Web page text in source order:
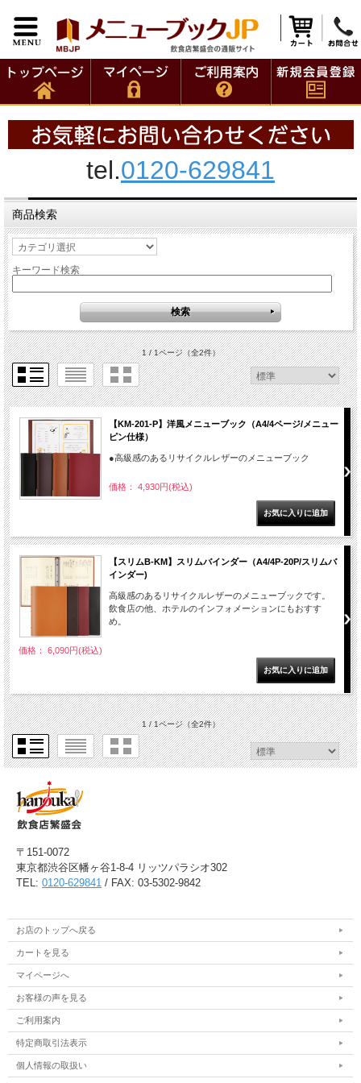
tel.0120-629841
商品検索
キーワード検索
1 / 1ページ（全2件）
【KM-201-P】洋風メニューブック（A4/4ページ/メニュー
ピン仕様）
●高級感のあるリサイクルレザーのメニューブック
価格： 4,930円(税込)
【スリムB-KM】スリムバインダー（A4/4P-20P/スリムバ
インダー)
高級感のあるリサイクルレザーのメニューブックです。
飲食店の他、ホテルのインフォメーションにもおすす
め。
価格： 6,090円(税込)
1 / 1ページ（全2件）
〒151-0072
東京都渋谷区幡ヶ谷1-8-4 リッツパラシオ302
TEL: 0120-629841 / FAX: 03-5302-9842
お店のトップへ戻る
カートを見る
マイページへ
お客様の声を見る
ご利用案内
特定商取引法表示
個人情報の取扱い